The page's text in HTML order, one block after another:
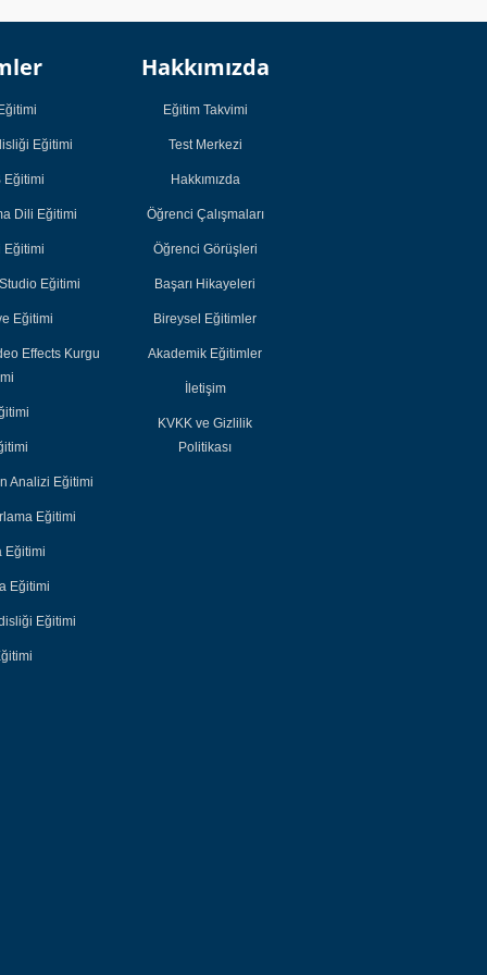
Eğitimi
Eğitimi
Dili Eğitimi
Eğitimi
Eğitimi
Eğitimi
Effects Kurgu
Analizi Eğitimi
Eğitimi
Eğitimi
Eğitimi
Eğitimi
Hakkımızda
Eğitim Takvimi
Test Merkezi
Hakkımızda
Öğrenci Çalışmaları
Öğrenci Görüşleri
Başarı Hikayeleri
Bireysel Eğitimler
Akademik Eğitimler
İletişim
KVKK ve Gizlilik
Politikası